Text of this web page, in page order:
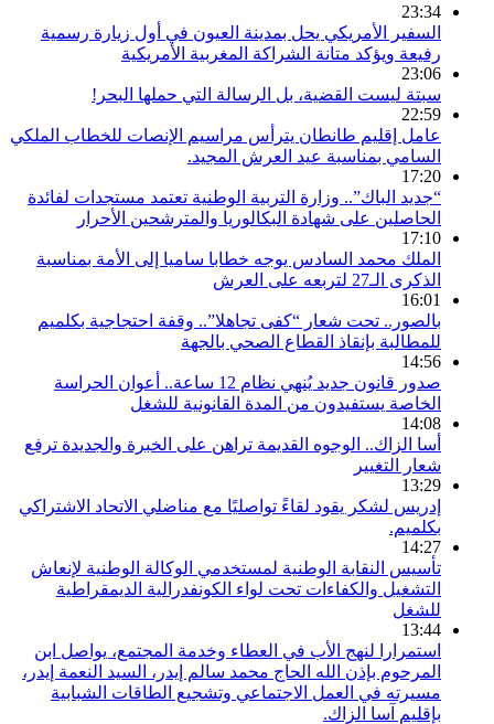
23:34
السفير الأمريكي يحل بمدينة العيون في أول زيارة رسمية
رفيعة ويؤكد متانة الشراكة المغربية الأمريكية
23:06
سبتة ليست القضية، بل الرسالة التي حملها البحر!
22:59
عامل إقليم طانطان يترأس مراسيم الإنصات للخطاب الملكي
السامي بمناسبة عيد العرش المجيد.
17:20
“جديد الباك”.. وزارة التربية الوطنية تعتمد مستجدات لفائدة
الحاصلين على شهادة البكالوريا والمترشحين الأحرار
17:10
الملك محمد السادس يوجه خطابا ساميا إلى الأمة بمناسبة
الذكرى الـ27 لتربعه على العرش
16:01
بالصور.. تحت شعار “كفى تجاهلا”.. وقفة احتجاجية بكلميم
للمطالبة بإنقاذ القطاع الصحي بالجهة
14:56
صدور قانون جديد يُنهي نظام 12 ساعة.. أعوان الحراسة
الخاصة يستفيدون من المدة القانونية للشغل
14:08
أسا الزاك.. الوجوه القديمة تراهن على الخبرة والجديدة ترفع
شعار التغيير
13:29
إدريس لشكر يقود لقاءً تواصليًا مع مناضلي الاتحاد الاشتراكي
بكلميم.
14:27
تأسيس النقابة الوطنية لمستخدمي الوكالة الوطنية لإنعاش
التشغيل والكفاءات تحت لواء الكونفدرالية الديمقراطية
للشغل
13:44
استمرارا لنهج الأب في العطاء وخدمة المجتمع، يواصل ابن
المرحوم بإذن الله الحاج محمد سالم إيدر، السيد النعمة إيدر،
مسيرته في العمل الاجتماعي وتشجيع الطاقات الشبابية
بإقليم آسا الزاك.